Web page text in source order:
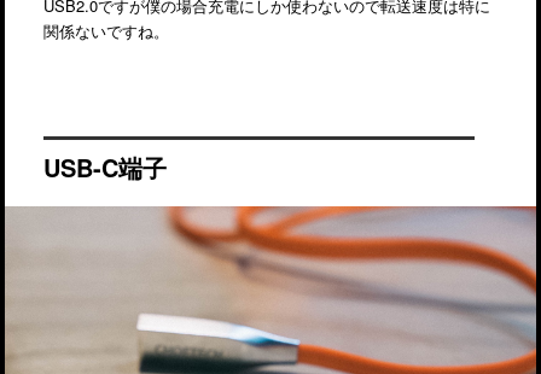
USB2.0ですが僕の場合充電にしか使わないので転送速度は特に
関係ないですね。
USB-C端子